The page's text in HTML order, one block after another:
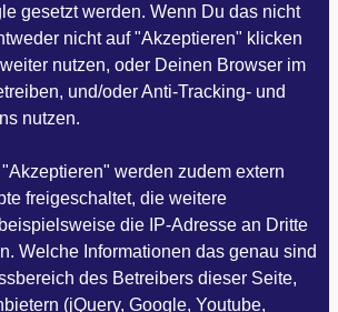
gesetzt werden. Wenn Du das nicht
nicht auf "Akzeptieren" klicken
nutzen, oder Deinen Browser im
und/oder Anti-Tracking- und
nutzen.
werden zudem extern
freigeschaltet, die weitere
die IP-Adresse an Dritte
Welche Informationen das genau sind
des Betreibers dieser Seite,
(jQuery, Google, Youtube,